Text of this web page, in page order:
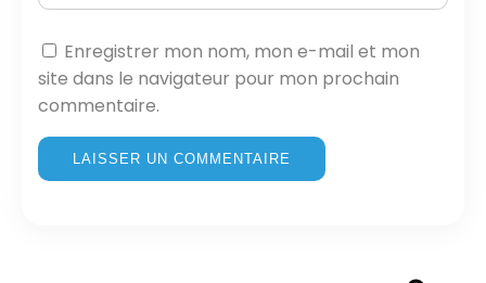
Enregistrer mon nom, mon e-mail et mon
site dans le navigateur pour mon prochain
commentaire.